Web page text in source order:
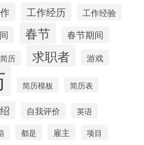
工作经历
工作经验
春节 春节期间
历 求职者 游戏
简历模板 简历表
自我评价 英语
都是 雇主 项目